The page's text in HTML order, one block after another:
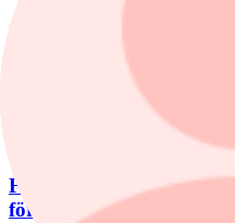
Lancelot Sverige steg 8,6% i
förvaltaren Erik Bertilsson
Försvarsbolag
Försvarsförvaltarna
förutsättningar”